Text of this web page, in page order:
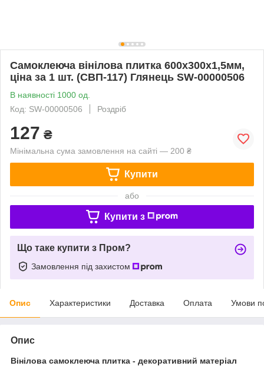
Самоклеюча вінілова плитка 600х300х1,5мм,
ціна за 1 шт. (СВП-117) Глянець SW-00000506
В наявності 1000 од.
Код: SW-00000506
Роздріб
127 ₴
Мінімальна сума замовлення на сайті — 200 ₴
Купити
або
Купити з
Що таке купити з Пром?
Замовлення під захистом
Опис Характеристики Доставка Оплата Умови
Опис
Вінілова самоклеюча плитка - декоративний матеріал